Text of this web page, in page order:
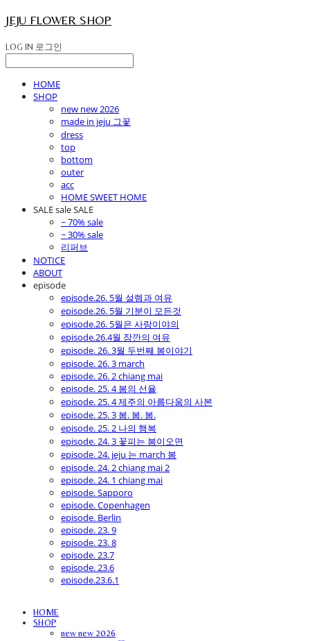
JEJU FLOWER SHOP
LOG IN 로그인
HOME
SHOP
new new 2026
made in jeju 그꽃
dress
top
bottom
outer
acc
HOME SWEET HOME
SALE sale SALE
~ 70% sale
~ 30% sale
리퍼브
NOTICE
ABOUT
episode
episode.26. 5월 설렘과 여유
episode.26. 5월 기분이 모든것
episode.26. 5월은 사랑이야의
episode.26.4월 잠깐의 여유
episode. 26. 3월 두번째 봄이야기
episode. 26. 3 march
episode. 26. 2 chiang mai
episode. 25. 4 봄의 선율
episode. 25. 4 제주의 아름다움의 사본
episode. 25. 3 봄. 봄. 봄.
episode. 25. 2 나의 행복
episode. 24. 3 꽃피는 봄이오면
episode. 24. jeju 는 march 봄
episode. 24. 2 chiang mai 2
episode. 24. 1 chiang mai
episode. Sapporo
episode. Copenhagen
episode. Berlin
episode. 23. 9
episode. 23. 8
episode. 23.7
episode. 23.6
episode.23.6.1
HOME
SHOP
new new 2026